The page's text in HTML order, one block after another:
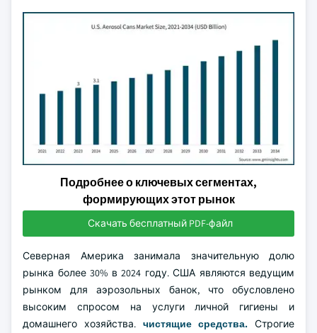
Подробнее о ключевых сегментах,
формирующих этот рынок
Скачать бесплатный PDF-файл
Северная Америка занимала значительную долю
рынка более 30% в 2024 году. США являются ведущим
рынком для аэрозольных банок, что обусловлено
высоким спросом на услуги личной гигиены и
домашнего хозяйства. чистящие средства. Строгие